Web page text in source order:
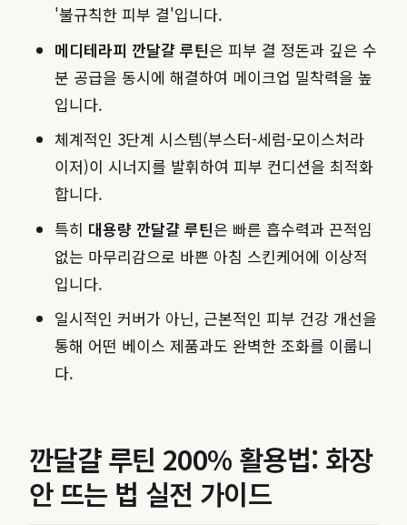
'불규칙한 피부 결'입니다.
메디테라피 깐달걀 루틴은 피부 결 정돈과 깊은 수
분 공급을 동시에 해결하여 메이크업 밀착력을 높
입니다.
체계적인 3단계 시스템(부스터-세럼-모이스처라
이저)이 시너지를 발휘하여 피부 컨디션을 최적화
합니다.
특히 대용량 깐달걀 루틴은 빠른 흡수력과 끈적임
없는 마무리감으로 바쁜 아침 스킨케어에 이상적
입니다.
일시적인 커버가 아닌, 근본적인 피부 건강 개선을
통해 어떤 베이스 제품과도 완벽한 조화를 이룹니
다.
깐달걀 루틴 200% 활용법: 화장
안 뜨는 법 실전 가이드